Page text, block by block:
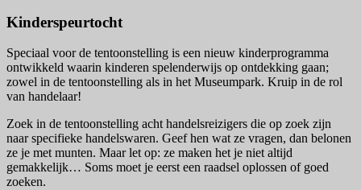
Kinderspeurtocht
Speciaal voor de tentoonstelling is een nieuw kinderprogramma
ontwikkeld waarin kinderen spelenderwijs op ontdekking gaan;
zowel in de tentoonstelling als in het Museumpark. Kruip in de rol
van handelaar!
Zoek in de tentoonstelling acht handelsreizigers die op zoek zijn
naar specifieke handelswaren. Geef hen wat ze vragen, dan belonen
ze je met munten. Maar let op: ze maken het je niet altijd
gemakkelijk… Soms moet je eerst een raadsel oplossen of goed
zoeken.